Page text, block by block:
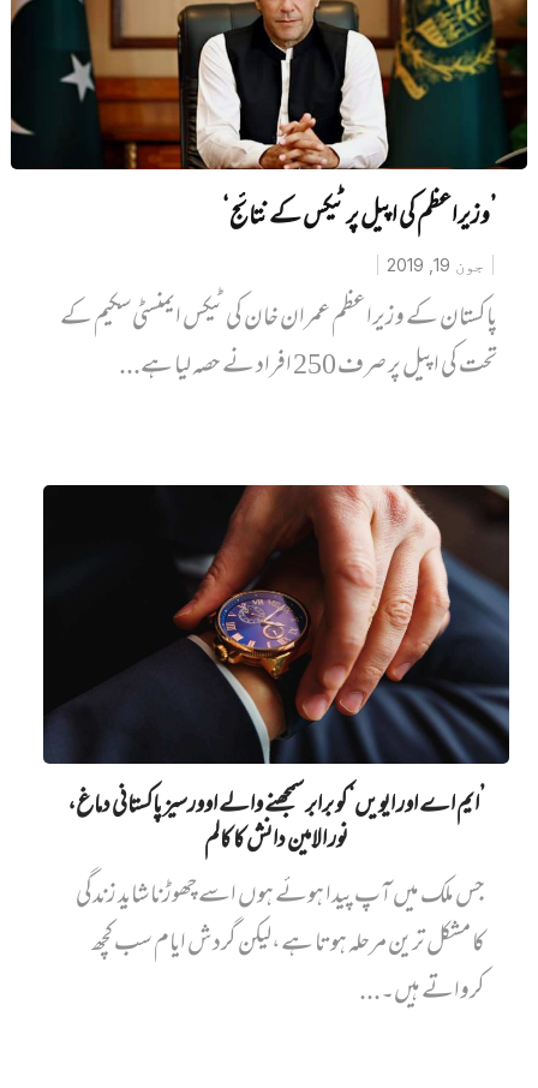
’وزیراعظم کی اپیل پر ٹیکس کے نتائج‘
جون 19, 2019
پاکستان کے وزیراعظم عمران خان کی ٹیکس ایمنسٹی سکیم کے
تحت کی اپیل پر صرف 250 افراد نے حصہ لیا ہے...
’ایم اے اور ایویں‌‘ کو برابر سمجھنے والے اوورسیز پاکستانی دماغ،
نور الامین دانش کا کالم
جس ملک میں آپ پیدا ہوئے ہوں اسے چھوڑنا شاید زندگی
کا مشکل ترین مرحلہ ہوتا ہے،لیکن گردش ایام سب کچھ
کرواتے ہیں۔...